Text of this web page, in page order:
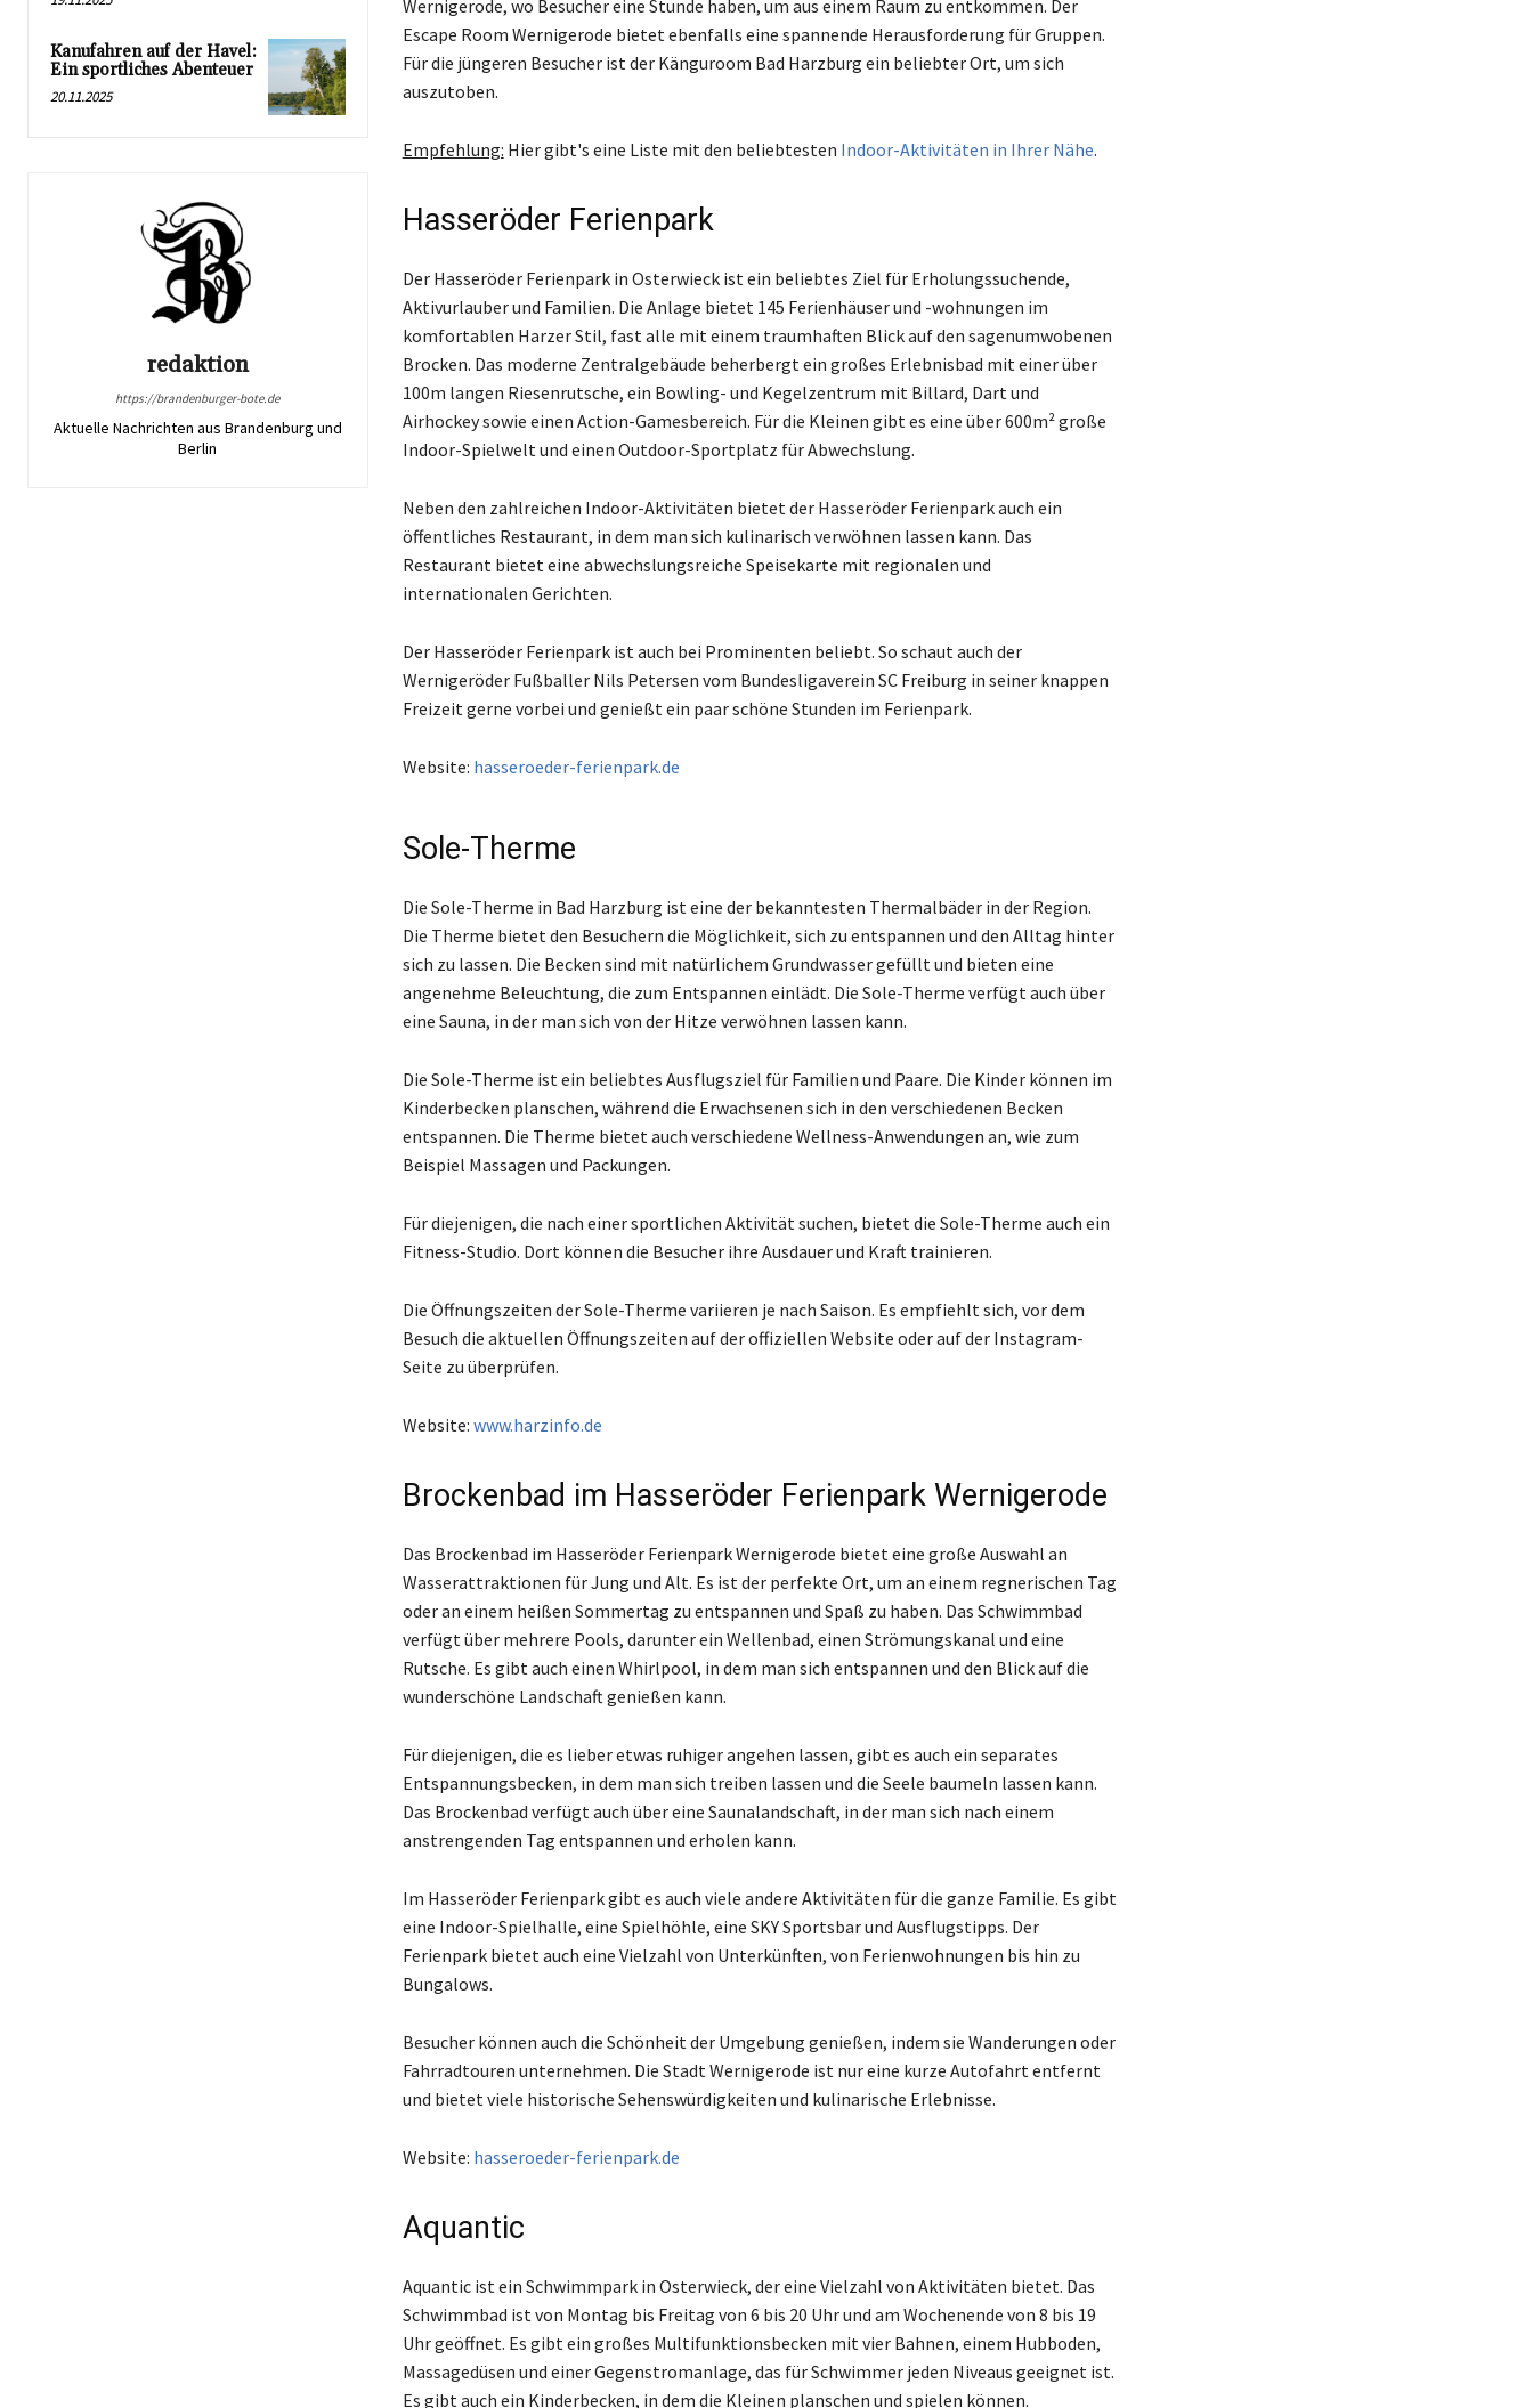
Kanufahren auf der Havel:
Ein sportliches Abenteuer
20.11.2025
redaktion
https://brandenburger-bote.de
Aktuelle Nachrichten aus Brandenburg und
Berlin
Wernigerode, wo Besucher eine Stunde haben, um aus einem Raum zu entkommen. Der
Escape Room Wernigerode bietet ebenfalls eine spannende Herausforderung für Gruppen.
Für die jüngeren Besucher ist der Känguroom Bad Harzburg ein beliebter Ort, um sich
auszutoben.
Empfehlung: Hier gibt's eine Liste mit den beliebtesten Indoor-Aktivitäten in Ihrer Nähe.
Hasseröder Ferienpark
Der Hasseröder Ferienpark in Osterwieck ist ein beliebtes Ziel für Erholungssuchende,
Aktivurlauber und Familien. Die Anlage bietet 145 Ferienhäuser und -wohnungen im
komfortablen Harzer Stil, fast alle mit einem traumhaften Blick auf den sagenumwobenen
Brocken. Das moderne Zentralgebäude beherbergt ein großes Erlebnisbad mit einer über
100m langen Riesenrutsche, ein Bowling- und Kegelzentrum mit Billard, Dart und
Airhockey sowie einen Action-Gamesbereich. Für die Kleinen gibt es eine über 600m² große
Indoor-Spielwelt und einen Outdoor-Sportplatz für Abwechslung.
Neben den zahlreichen Indoor-Aktivitäten bietet der Hasseröder Ferienpark auch ein
öffentliches Restaurant, in dem man sich kulinarisch verwöhnen lassen kann. Das
Restaurant bietet eine abwechslungsreiche Speisekarte mit regionalen und
internationalen Gerichten.
Der Hasseröder Ferienpark ist auch bei Prominenten beliebt. So schaut auch der
Wernigeröder Fußballer Nils Petersen vom Bundesligaverein SC Freiburg in seiner knappen
Freizeit gerne vorbei und genießt ein paar schöne Stunden im Ferienpark.
Website: hasseroeder-ferienpark.de
Sole-Therme
Die Sole-Therme in Bad Harzburg ist eine der bekanntesten Thermalbäder in der Region.
Die Therme bietet den Besuchern die Möglichkeit, sich zu entspannen und den Alltag hinter
sich zu lassen. Die Becken sind mit natürlichem Grundwasser gefüllt und bieten eine
angenehme Beleuchtung, die zum Entspannen einlädt. Die Sole-Therme verfügt auch über
eine Sauna, in der man sich von der Hitze verwöhnen lassen kann.
Die Sole-Therme ist ein beliebtes Ausflugsziel für Familien und Paare. Die Kinder können im
Kinderbecken planschen, während die Erwachsenen sich in den verschiedenen Becken
entspannen. Die Therme bietet auch verschiedene Wellness-Anwendungen an, wie zum
Beispiel Massagen und Packungen.
Für diejenigen, die nach einer sportlichen Aktivität suchen, bietet die Sole-Therme auch ein
Fitness-Studio. Dort können die Besucher ihre Ausdauer und Kraft trainieren.
Die Öffnungszeiten der Sole-Therme variieren je nach Saison. Es empfiehlt sich, vor dem
Besuch die aktuellen Öffnungszeiten auf der offiziellen Website oder auf der Instagram-
Seite zu überprüfen.
Website: www.harzinfo.de
Brockenbad im Hasseröder Ferienpark Wernigerode
Das Brockenbad im Hasseröder Ferienpark Wernigerode bietet eine große Auswahl an
Wasserattraktionen für Jung und Alt. Es ist der perfekte Ort, um an einem regnerischen Tag
oder an einem heißen Sommertag zu entspannen und Spaß zu haben. Das Schwimmbad
verfügt über mehrere Pools, darunter ein Wellenbad, einen Strömungskanal und eine
Rutsche. Es gibt auch einen Whirlpool, in dem man sich entspannen und den Blick auf die
wunderschöne Landschaft genießen kann.
Für diejenigen, die es lieber etwas ruhiger angehen lassen, gibt es auch ein separates
Entspannungsbecken, in dem man sich treiben lassen und die Seele baumeln lassen kann.
Das Brockenbad verfügt auch über eine Saunalandschaft, in der man sich nach einem
anstrengenden Tag entspannen und erholen kann.
Im Hasseröder Ferienpark gibt es auch viele andere Aktivitäten für die ganze Familie. Es gibt
eine Indoor-Spielhalle, eine Spielhöhle, eine SKY Sportsbar und Ausflugstipps. Der
Ferienpark bietet auch eine Vielzahl von Unterkünften, von Ferienwohnungen bis hin zu
Bungalows.
Besucher können auch die Schönheit der Umgebung genießen, indem sie Wanderungen oder
Fahrradtouren unternehmen. Die Stadt Wernigerode ist nur eine kurze Autofahrt entfernt
und bietet viele historische Sehenswürdigkeiten und kulinarische Erlebnisse.
Website: hasseroeder-ferienpark.de
Aquantic
Aquantic ist ein Schwimmpark in Osterwieck, der eine Vielzahl von Aktivitäten bietet. Das
Schwimmbad ist von Montag bis Freitag von 6 bis 20 Uhr und am Wochenende von 8 bis 19
Uhr geöffnet. Es gibt ein großes Multifunktionsbecken mit vier Bahnen, einem Hubboden,
Massagedüsen und einer Gegenstromanlage, das für Schwimmer jeden Niveaus geeignet ist.
Es gibt auch ein Kinderbecken, in dem die Kleinen planschen und spielen können.